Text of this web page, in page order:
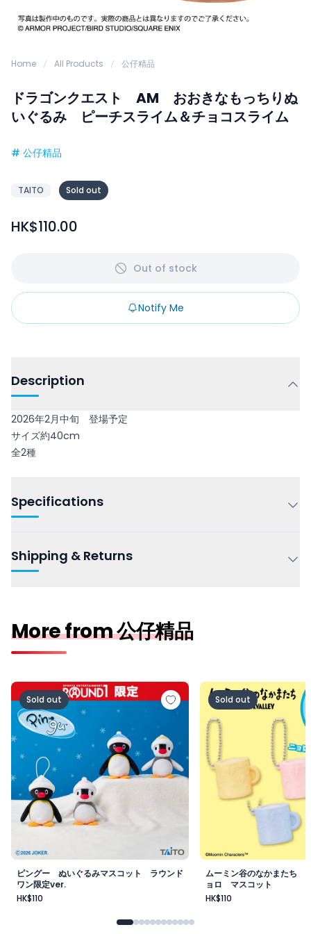
Home All Products 公仔精品
ドラゴンクエスト AM おおきなもっちりぬ
いぐるみ ピーチスライム＆チョコスライム
# 公仔精品
TAITO Sold out
HK$110.00
Out of stock
Notify Me
Description
2026年2月中旬 登場予定
サイズ約40cm
全2種
Specifications
Shipping & Returns
More from 公仔精品
ピングー ぬいぐるみマスコット ラウンドワン限定ver.
Sold out
ピングー ぬいぐるみマスコット ラウンド
ワン限定ver.
HK$110
ムーミン谷のなかま
Sold out
ムーミン谷のなかまたち
ョロ マスコット
HK$110